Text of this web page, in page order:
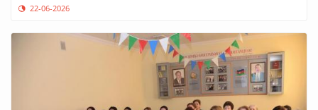
22-06-2026